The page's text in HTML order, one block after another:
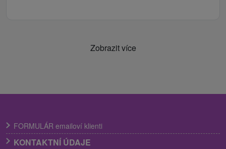
Zobrazit více
FORMULÁR emailoví klienti
KONTAKTNÍ ÚDAJE